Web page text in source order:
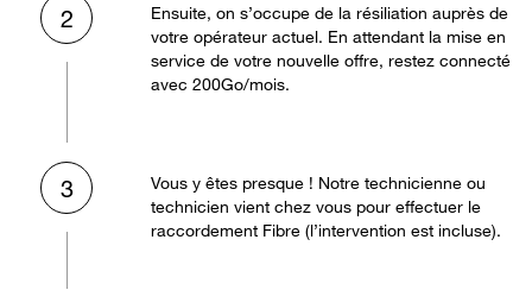
2
Ensuite, on s’occupe de la résiliation auprès de
votre opérateur actuel. En attendant la mise en
service de votre nouvelle offre, restez connecté
avec 200Go/mois.
3
Vous y êtes presque ! Notre technicienne ou
technicien vient chez vous pour effectuer le
raccordement Fibre (l’intervention est incluse).